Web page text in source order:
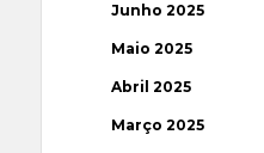
Junho 2025
Maio 2025
Abril 2025
Março 2025